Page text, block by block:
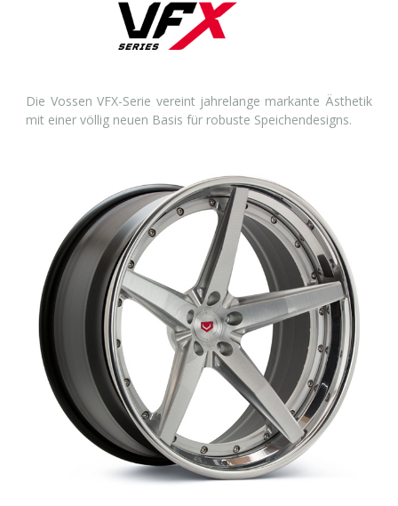
Die Vossen VFX-Serie vereint jahrelange markante Ästhetik
mit einer völlig neuen Basis für robuste Speichendesigns.